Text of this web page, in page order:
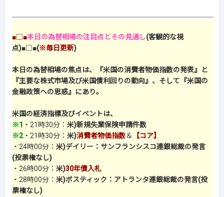
■□■本日の為替相場の注目点とその見通し(客観的な視
点)■□■(※毎日更新)
本日の為替相場の焦点は、『米国の消費者物価指数の発表』と
『主要な株式市場及び米国債利回りの動向』、そして『米国の
金融政策への思惑』にあり。
米国の経済指標及びイベントは、
※1 ・21時30分： 米)新規失業保険申請件数
※2・21時30分： 米)消費者物価指数＆
【コア】
・24時00分： 米)デイリー：サンフランシスコ連銀総裁の発言
(投票権なし)
・26時00分： 米)30年債入札
・28時00分： 米)ボスティック：アトランタ連銀総裁の発言(投
票権なし)